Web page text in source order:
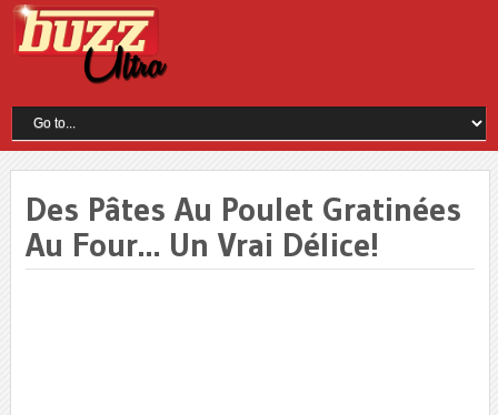
Des Pâtes Au Poulet Gratinées
Au Four… Un Vrai Délice!